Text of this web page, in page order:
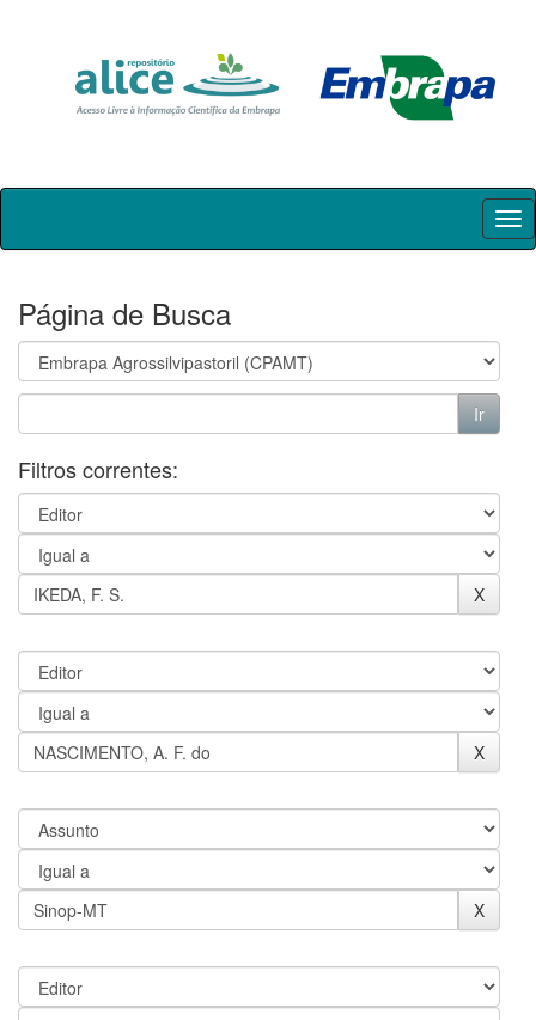
Skip
Página de Busca
Filtros correntes: